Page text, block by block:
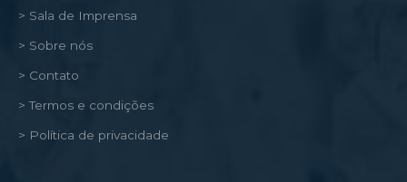
> Sala de Imprensa
> Sobre nós
> Contato
> Termos e condições
> Política de privacidade